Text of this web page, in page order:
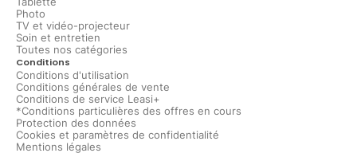
Photo
TV et vidéo-projecteur
Soin et entretien
Toutes nos catégories
Conditions
Conditions d'utilisation
Conditions générales de vente
Conditions de service Leasi+
*Conditions particulières des offres en cours
Protection des données
Cookies et paramètres de confidentialité
Mentions légales